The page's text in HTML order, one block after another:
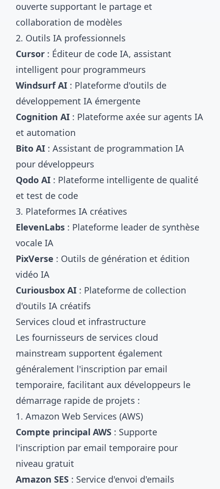
ouverte supportant le partage et
collaboration de modèles
2. Outils IA professionnels
Cursor : Éditeur de code IA, assistant
intelligent pour programmeurs
Windsurf AI : Plateforme d'outils de
développement IA émergente
Cognition AI : Plateforme axée sur agents IA
et automation
Bito AI : Assistant de programmation IA
pour développeurs
Qodo AI : Plateforme intelligente de qualité
et test de code
3. Plateformes IA créatives
ElevenLabs : Plateforme leader de synthèse
vocale IA
PixVerse : Outils de génération et édition
vidéo IA
Curiousbox AI : Plateforme de collection
d'outils IA créatifs
Services cloud et infrastructure
Les fournisseurs de services cloud
mainstream supportent également
généralement l'inscription par email
temporaire, facilitant aux développeurs le
démarrage rapide de projets :
1. Amazon Web Services (AWS)
Compte principal AWS : Supporte
l'inscription par email temporaire pour
niveau gratuit
Amazon SES : Service d'envoi d'emails